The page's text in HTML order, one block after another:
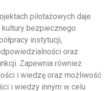
pilotażowych daje
bezpiecznego
instytucji,
oraz
Zapewnia również
i wiedzę oraz możliwość
i wiedzy innym w celu